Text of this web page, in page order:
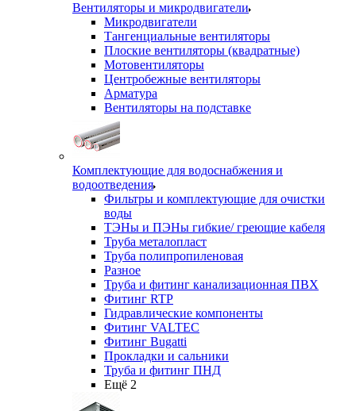
Вентиляторы и микродвигатели
Микродвигатели
Тангенциальные вентиляторы
Плоские вентиляторы (квадратные)
Мотовентиляторы
Центробежные вентиляторы
Арматура
Вентиляторы на подставке
Комплектующие для водоснабжения и
водоотведения
Фильтры и комплектующие для очистки
воды
ТЭНы и ПЭНы гибкие/ греющие кабеля
Труба металопласт
Труба полипропиленовая
Разное
Труба и фитинг канализационная ПВХ
Фитинг RTP
Гидравлические компоненты
Фитинг VALTEC
Фитинг Bugatti
Прокладки и сальники
Труба и фитинг ПНД
Ещё 2